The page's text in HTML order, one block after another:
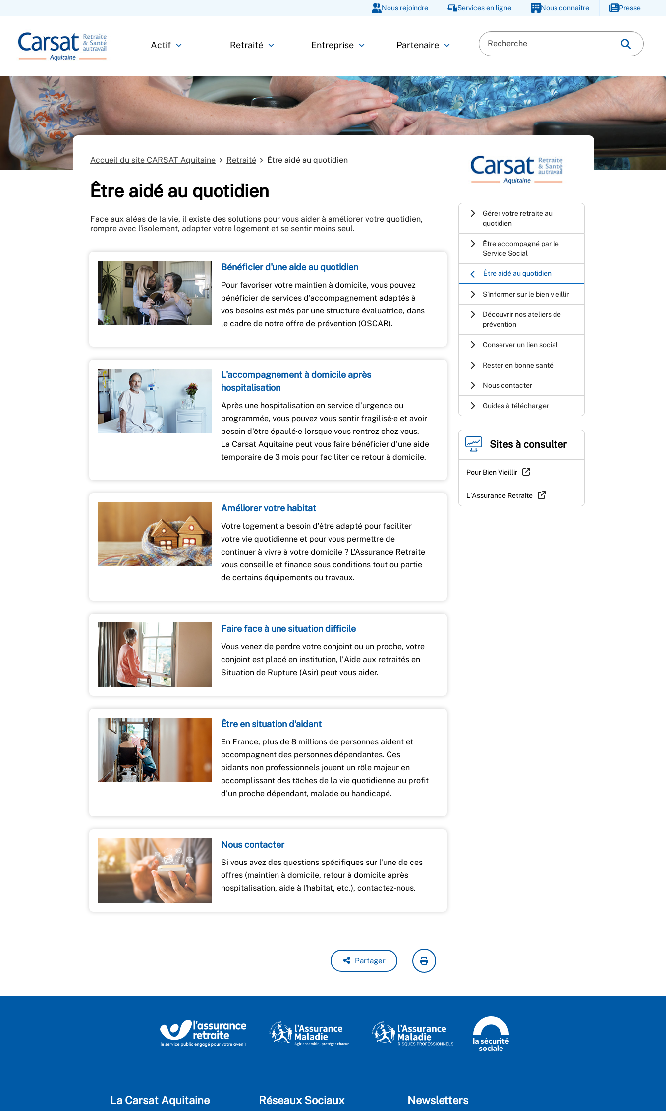
Nous rejoindre Services en ligne Nous connaitre Presse
Actif Retraité Entreprise Partenaire
Accueil du site CARSAT Aquitaine Retraité Être aidé au quotidien
Être aidé au quotidien
Face aux aléas de la vie, il existe des solutions pour vous aider à améliorer votre quotidien,
rompre avec l'isolement, adapter votre logement et se sentir moins seul.
Bénéficier d'une aide au quotidien
Pour favoriser votre maintien à domicile, vous pouvez
bénéficier de services d'accompagnement adaptés à
vos besoins estimés par une structure évaluatrice, dans
le cadre de notre offre de prévention (OSCAR).
L'accompagnement à domicile après
hospitalisation
Après une hospitalisation en service d'urgence ou
programmée, vous pouvez vous sentir fragilisé·e et avoir
besoin d'être épaulé·e lorsque vous rentrez chez vous.
La Carsat Aquitaine peut vous faire bénéficier d'une aide
temporaire de 3 mois pour faciliter ce retour à domicile.
Améliorer votre habitat
Votre logement a besoin d’être adapté pour faciliter
votre vie quotidienne et pour vous permettre de
continuer à vivre à votre domicile ? L’Assurance Retraite
vous conseille et finance sous conditions tout ou partie
de certains équipements ou travaux.
Faire face à une situation difficile
Vous venez de perdre votre conjoint ou un proche, votre
conjoint est placé en institution, l'Aide aux retraités en
Situation de Rupture (Asir) peut vous aider.
Être en situation d'aidant
En France, plus de 8 millions de personnes aident et
accompagnent des personnes dépendantes. Ces
aidants non professionnels jouent un rôle majeur en
accomplissant des tâches de la vie quotidienne au profit
d'un proche dépendant, malade ou handicapé.
Nous contacter
Si vous avez des questions spécifiques sur l'une de ces
offres (maintien à domicile, retour à domicile après
hospitalisation, aide à l'habitat, etc.), contactez-nous.
Partager
Gérer votre retraite au
quotidien
Être accompagné par le
Service Social
Être aidé au quotidien
S'informer sur le bien vieillir
Découvrir nos ateliers de
prévention
Conserver un lien social
Rester en bonne santé
Nous contacter
Guides à télécharger
Sites à consulter
Pour Bien Vieillir
L'Assurance Retraite
La Carsat Aquitaine Réseaux Sociaux Newsletters